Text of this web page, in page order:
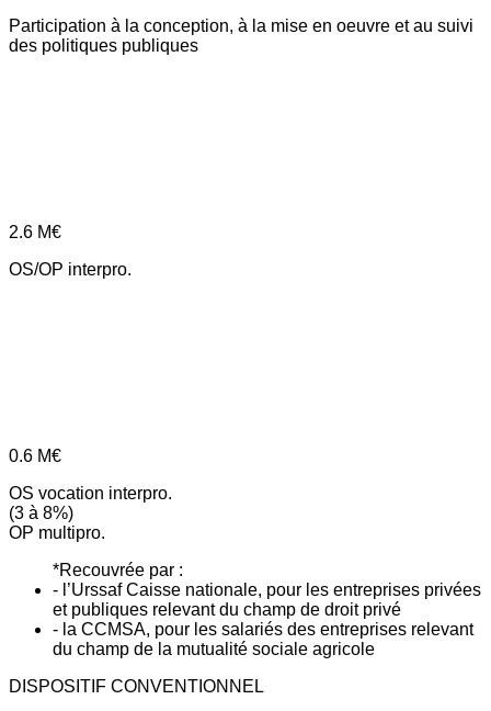
Participation à la conception, à la mise en oeuvre et au suivi
des politiques publiques
2.6 M€
OS/OP interpro.
0.6 M€
OS vocation interpro.
(3 à 8%)
OP multipro.
*Recouvrée par :
- l’Urssaf Caisse nationale, pour les entreprises privées
et publiques relevant du champ de droit privé
- la CCMSA, pour les salariés des entreprises relevant
du champ de la mutualité sociale agricole
DISPOSITIF CONVENTIONNEL